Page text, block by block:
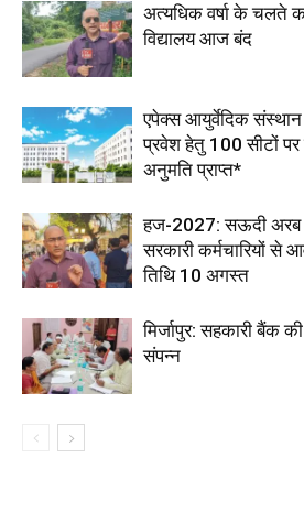
अत्यधिक वर्षा के चलते
विद्यालय आज बंद
एपेक्स आयुर्वेदिक
प्रवेश हेतु 100 सीटों
अनुमति प्राप्त*
हज-2027: सऊदी अरब
सरकारी कर्मचारियों
तिथि 10 अगस्त
मिर्जापुर: सहकारी बैंक
संपन्न